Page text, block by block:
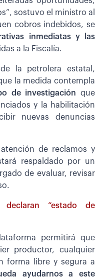
sostuvo el ministro al
cobros indebidos, se
inmediatas y las
a la Fiscalía.
la petrolera estatal,
la medida contempla
de investigaciónque
y la habilitación
nuevas denuncias
de reclamos y
respaldado por un
de evaluar, revisar
declaran “estado de
permitirá que
productor, cualquier
forma libre y segura a
ayudarnos a este